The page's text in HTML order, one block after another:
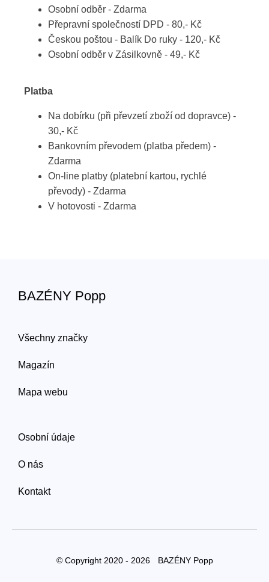
Osobní odběr - Zdarma
Přepravní společností DPD - 80,- Kč
Českou poštou - Balík Do ruky - 120,- Kč
Osobní odběr v Zásilkovně - 49,- Kč
Platba
Na dobírku (při převzetí zboží od dopravce) -
30,- Kč
Bankovním převodem (platba předem) -
Zdarma
On-line platby (platební kartou, rychlé
převody) - Zdarma
V hotovosti - Zdarma
BAZÉNY Popp
Všechny značky
Magazín
Mapa webu
Osobní údaje
O nás
Kontakt
© Copyright 2020 - 2026 BAZÉNY Popp